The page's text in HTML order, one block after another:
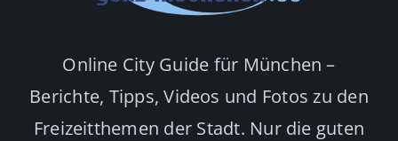
Online City Guide für München –
Berichte, Tipps, Videos und Fotos zu den
Freizeitthemen der Stadt. Nur die guten